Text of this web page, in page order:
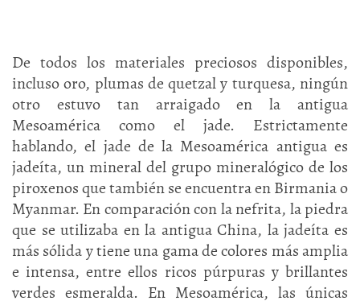
De todos los materiales preciosos disponibles,
incluso oro, plumas de quetzal y turquesa, ningún
otro estuvo tan arraigado en la antigua
Mesoamérica como el jade. Estrictamente
hablando, el jade de la Mesoamérica antigua es
jadeíta, un mineral del grupo mineralógico de los
piroxenos que también se encuentra en Birmania o
Myanmar. En comparación con la nefrita, la piedra
que se utilizaba en la antigua China, la jadeíta es
más sólida y tiene una gama de colores más amplia
e intensa, entre ellos ricos púrpuras y brillantes
verdes esmeralda. En Mesoamérica, las únicas